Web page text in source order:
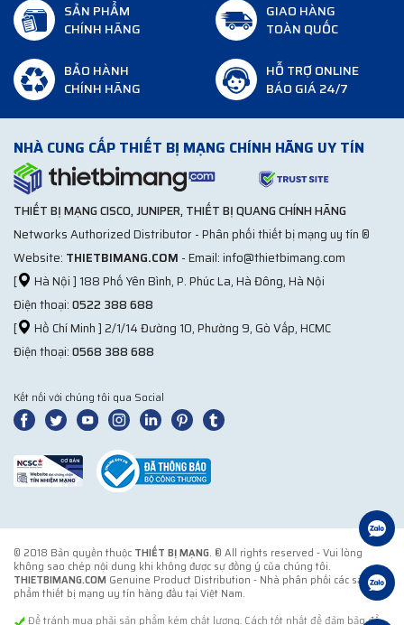
SẢN PHẨM
CHÍNH HÃNG
GIAO HÀNG
TOÀN QUỐC
BẢO HÀNH
CHÍNH HÃNG
HỖ TRỢ ONLINE
BÁO GIÁ 24/7
NHÀ CUNG CẤP THIẾT BỊ MẠNG CHÍNH HÃNG UY TÍN
THIẾT BỊ MẠNG CISCO, JUNIPER, THIẾT BỊ QUANG CHÍNH HÃNG
Networks Authorized Distributor - Phân phối thiết bị mạng uy tín ®
Website: THIETBIMANG.COM - Email: info@thietbimang.com
[
Hà Nội ] 188 Phố Yên Bình, P. Phúc La, Hà Đông, Hà Nội
Điện thoại:0522 388 688
[
Hồ Chí Minh ] 2/1/14 Đường 10, Phường 9, Gò Vấp, HCMC
Điện thoại:0568 388 688
Kết nối với chúng tôi qua Social
© 2018 Bản quyền thuộc THIẾT BỊ MẠNG. ® All rights reserved - Vui lòng
không sao chép nội dung khi không được sự đồng ý của chúng tôi.
THIETBIMANG.COM Genuine Product Distribution - Nhà phân phối các sản
phẩm thiết bị mạng uy tín hàng đầu tại Việt Nam.
Để tránh mua phải sản phẩm kém chất lượng. Cách tốt nhất để đảm bảo để